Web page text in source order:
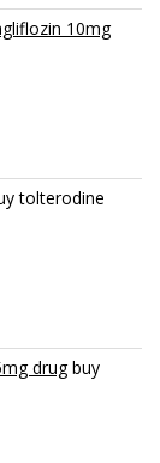
10mg
tolterodine
drugbuy